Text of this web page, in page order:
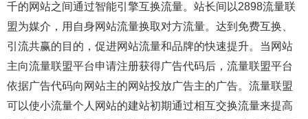
千的网站之间通过智能引擎互换流量。站长间以2898流量联
盟为媒介，用自身网站流量换取对方流量。达到免费互换、
引流共赢的目的，促进网站流量和品牌的快速提升。当网站
主向流量联盟平台申请注册获得广告代码后，流量联盟平台
依据广告代码向网站主的网站投放广告主的广告。流量联盟
可以使小流量个人网站的建站初期通过相互交换流量来提高